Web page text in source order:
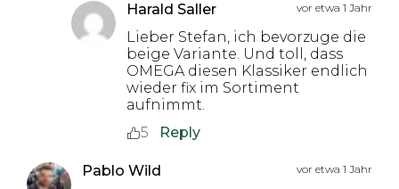
Harald Saller vor etwa 1 Jahr
Lieber Stefan, ich bevorzuge die
beige Variante. Und toll, dass
OMEGA diesen Klassiker endlich
wieder fix im Sortiment
aufnimmt.
5
Reply
Pablo Wild vor etwa 1 Jahr